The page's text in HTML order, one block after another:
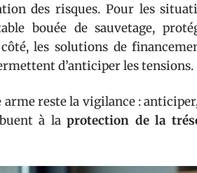
des risques. Pour les
bouée de sauvetage,
les solutions de
d’anticiper les tensions.
reste la vigilance :
à laprotection de la